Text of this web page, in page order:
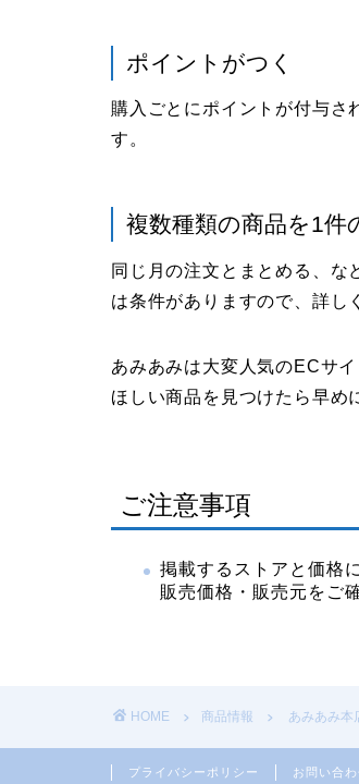
ポイントがつく
購入ごとにポイントが付与さ
す。
複数種類の商品を1件
同じ月の注文とまとめる、な
は条件がありますので、詳し
あみあみは大変人気のECサ
ほしい商品を見つけたら早め
ご注意事項
掲載するストアと価格
販売価格・販売元をご
HOME 商品情報 あみあみ本
プライバシーポリシー お問い合